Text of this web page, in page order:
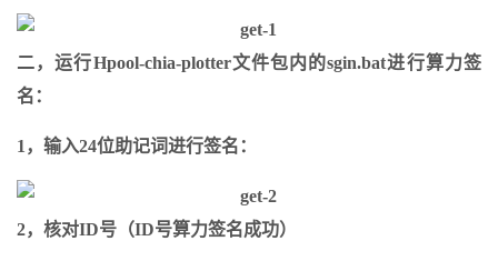
二，运行Hpool-chia-plotter文件包内的sgin.bat进行算力签
名：
1，输入24位助记词进行签名：
2，核对ID号（ID号算力签名成功）